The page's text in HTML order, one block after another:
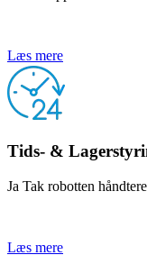
Læs mere
Tids- &
Ja Tak robotten
Læs mere